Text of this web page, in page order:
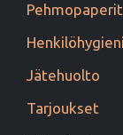
Pehmopaperit
Jätehuolto
Tarjoukset